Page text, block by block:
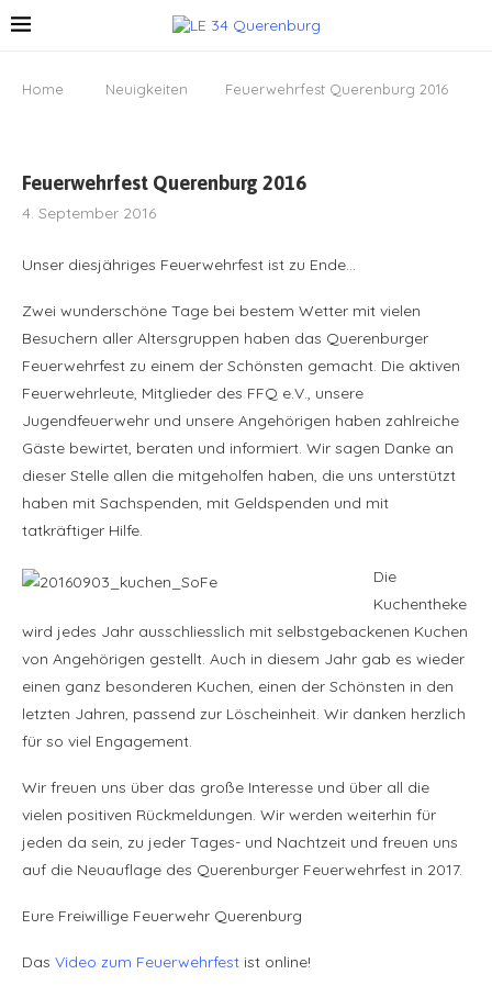
Home Neuigkeiten Feuerwehrfest Querenburg 2016
Feuerwehrfest Querenburg 2016
4. September 2016
Unser diesjähriges Feuerwehrfest ist zu Ende…
Zwei wunderschöne Tage bei bestem Wetter mit vielen
Besuchern aller Altersgruppen haben das Querenburger
Feuerwehrfest zu einem der Schönsten gemacht. Die aktiven
Feuerwehrleute, Mitglieder des FFQ e.V., unsere
Jugendfeuerwehr und unsere Angehörigen haben zahlreiche
Gäste bewirtet, beraten und informiert. Wir sagen Danke an
dieser Stelle allen die mitgeholfen haben, die uns unterstützt
haben mit Sachspenden, mit Geldspenden und mit
tatkräftiger Hilfe.
Die
Kuchentheke
wird jedes Jahr ausschliesslich mit selbstgebackenen Kuchen
von Angehörigen gestellt. Auch in diesem Jahr gab es wieder
einen ganz besonderen Kuchen, einen der Schönsten in den
letzten Jahren, passend zur Löscheinheit. Wir danken herzlich
für so viel Engagement.
Wir freuen uns über das große Interesse und über all die
vielen positiven Rückmeldungen. Wir werden weiterhin für
jeden da sein, zu jeder Tages- und Nachtzeit und freuen uns
auf die Neuauflage des Querenburger Feuerwehrfest in 2017.
Eure Freiwillige Feuerwehr Querenburg
Das Video zum Feuerwehrfest ist online!